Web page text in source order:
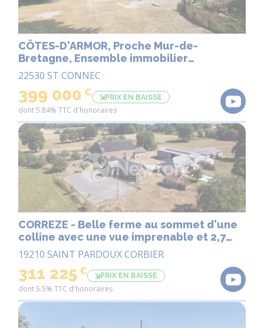
CÔTES-D'ARMOR, Proche Mur-de-
Bretagne, Ensemble immobilier
d'exception, Activité touristique & cadre
de vie privilégié
22530 ST CONNEC
399 000 € PRIX EN BAISSE
dont 5.84% TTC d'honoraires
CORREZE - Belle ferme au sommet d'une
colline avec une vue imprenable et 2,7
hectares de terrain attenant.
19210 SAINT PARDOUX CORBIER
311 225 € PRIX EN BAISSE
dont 5.5% TTC d'honoraires